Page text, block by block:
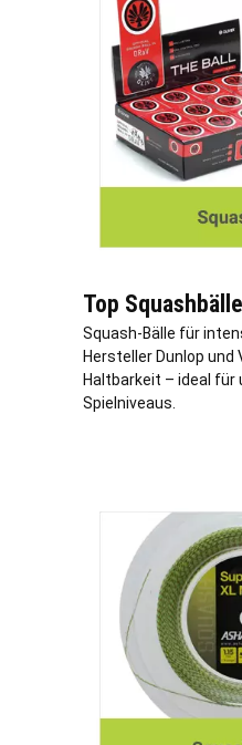
Top
Squash-Bälle für
Hersteller Dunlop
Haltbarkeit – ideal für
Spielniveaus.